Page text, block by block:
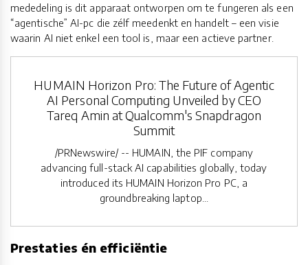
mededeling is dit apparaat ontworpen om te fungeren als een
“agentische” AI-pc die zélf meedenkt en handelt – een visie
waarin AI niet enkel een tool is, maar een actieve partner.
HUMAIN Horizon Pro: The Future of Agentic
AI Personal Computing Unveiled by CEO
Tareq Amin at Qualcomm's Snapdragon
Summit
/PRNewswire/ -- HUMAIN, the PIF company
advancing full-stack AI capabilities globally, today
introduced its HUMAIN Horizon Pro PC, a
groundbreaking laptop...
Prestaties én efficiëntie